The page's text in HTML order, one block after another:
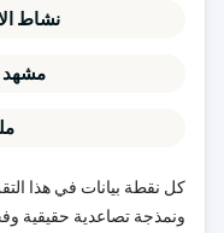
نشاط
مشهد
كل نقطة بيانات في هذا
ونمذجة تصاعدية حقيقية